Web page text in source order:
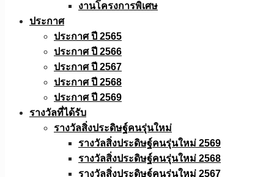
งานโครงการพิเศษ
ประกาศ
ประกาศ ปี 2565
ประกาศ ปี 2566
ประกาศ ปี 2567
ประกาศ ปี 2568
ประกาศ ปี 2569
รางวัลที่ได้รับ
รางวัลสิ่งประดิษฐ์คนรุ่นใหม่
รางวัลสิ่งประดิษฐ์คนรุ่นใหม่ 2569
รางวัลสิ่งประดิษฐ์คนรุ่นใหม่ 2568
รางวัลสิ่งประดิษฐ์คนรุ่นใหม่ 2567